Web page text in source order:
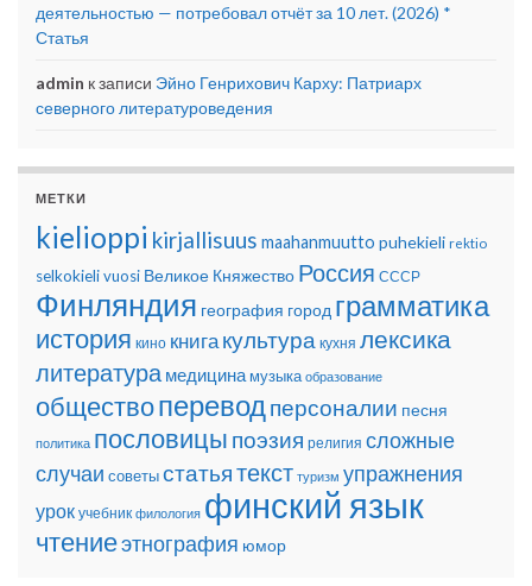
деятельностью — потребовал отчёт за 10 лет. (2026) *
Статья
admin к записи Эйно Генрихович Карху: Патриарх
северного литературоведения
МЕТКИ
kielioppi kirjallisuus maahanmuutto puhekieli rektio
selkokielivuosi Великое Княжество Россия СССР
Финляндия география город грамматика
история кино книгакультура кухня лексика
литература медицина музыка образование
обществопереводперсоналии песня
политика пословицы поэзия религия сложные
случаи советыстатьятекст туризм упражнения
урок учебник филология финский язык
чтениеэтнография юмор